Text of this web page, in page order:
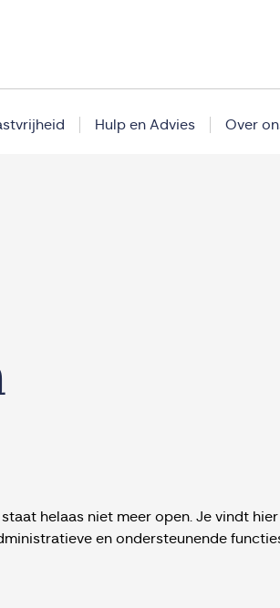
Hulp en Advies Over
helaas niet meer open. Je vindt
en ondersteunende